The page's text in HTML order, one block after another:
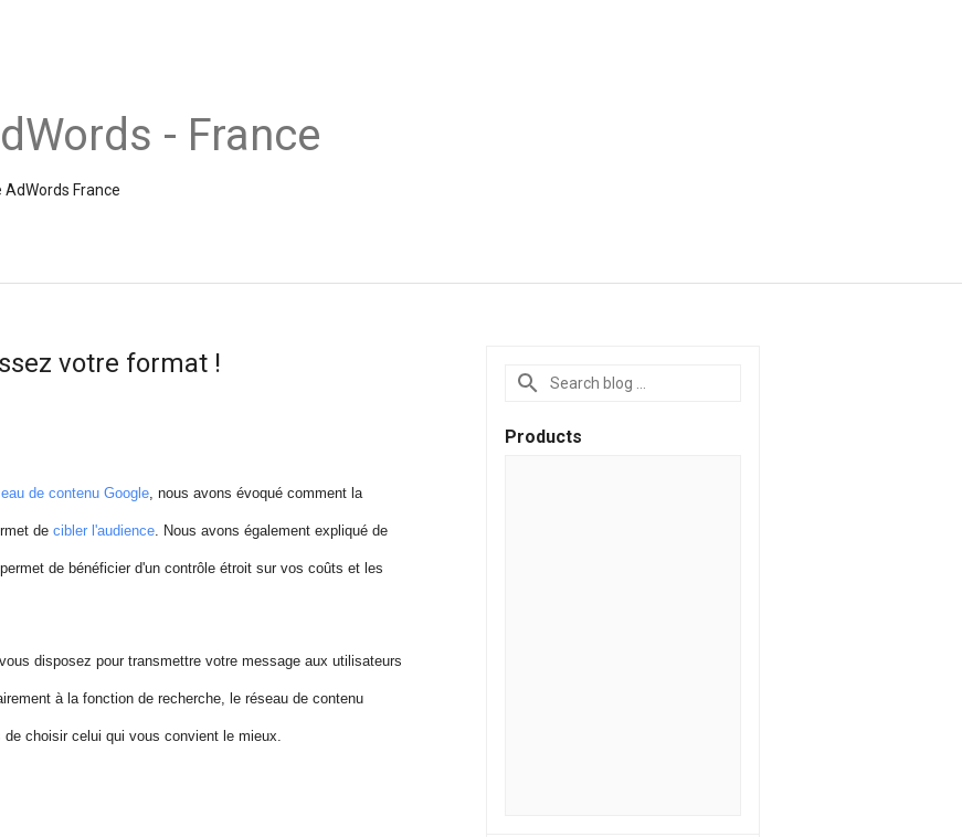
- France
AdWords France
votre format !
de contenu Google, nous avons évoqué comment la
de cibler l'audience. Nous avons également expliqué de
de bénéficier d'un contrôle étroit sur vos coûts et les
disposez pour transmettre votre message aux utilisateurs
à la fonction de recherche, le réseau de contenu
choisir celui qui vous convient le mieux.
Products